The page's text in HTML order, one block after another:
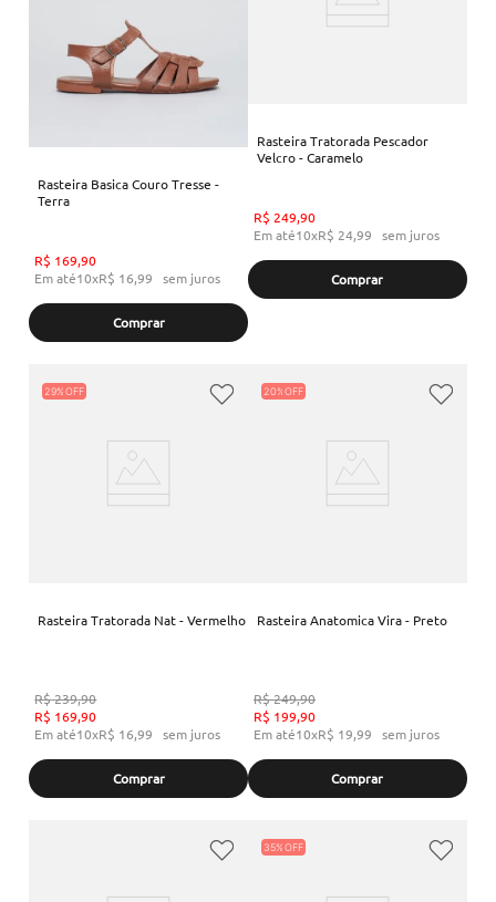
Rasteira Basica Couro Tresse -
Terra
R$ 169,90
Em até10xR$ 16,99 sem juros
Comprar
Rasteira Tratorada Pescador
Velcro - Caramelo
R$ 249,90
Em até10xR$ 24,99 sem juros
Comprar
29%
Rasteira Tratorada Nat - Vermelho
R$239,90
R$ 169,90
Em até10xR$ 16,99 sem juros
Comprar
20%
Rasteira Anatomica Vira - Preto
R$249,90
R$ 199,90
Em até10xR$ 19,99 sem juros
Comprar
35%